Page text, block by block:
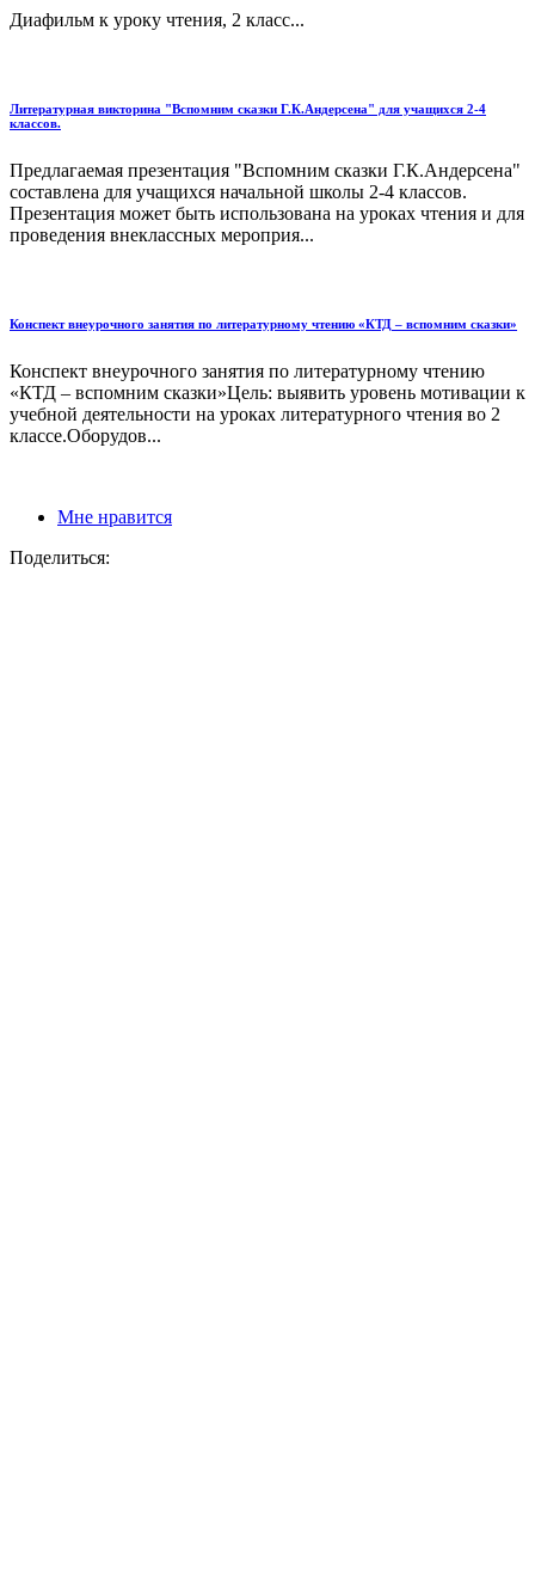
Диафильм к уроку чтения, 2 класс...
Литературная викторина "Вспомним сказки Г.К.Андерсена" для учащихся 2-4
классов.
Предлагаемая презентация "Вспомним сказки Г.К.Андерсена"
составлена для учащихся начальной школы 2-4 классов.
Презентация может быть использована на уроках чтения и для
проведения внеклассных мероприя...
Конспект внеурочного занятия по литературному чтению «КТД – вспомним сказки»
Конспект внеурочного занятия по литературному чтению
«КТД – вспомним сказки»Цель: выявить уровень мотивации к
учебной деятельности на уроках литературного чтения во 2
классе.Оборудов...
Мне нравится
Поделиться: